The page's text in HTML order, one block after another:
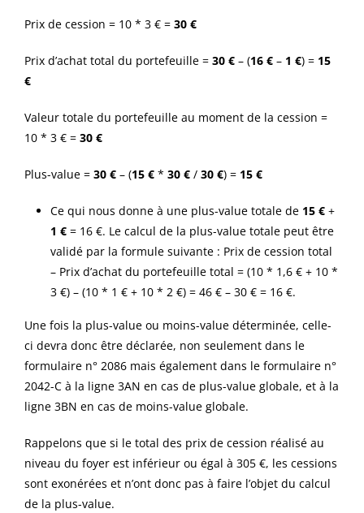
Prix de cession = 10 * 3 € = 30 €
Prix d’achat total du portefeuille = 30 €– (16 €– 1 €) = 15
€
Valeur totale du portefeuille au moment de la cession =
10 * 3 € = 30 €
Plus-value = 30 €– (15 €* 30 €/ 30 €) = 15 €
Ce qui nous donne à une plus-value totale de 15 €+
1 €= 16 €. Le calcul de la plus-value totale peut être
validé par la formule suivante : Prix de cession total
– Prix d’achat du portefeuille total = (10 * 1,6 € + 10 *
3 €) – (10 * 1 € + 10 * 2 €) = 46 € – 30 € = 16 €.
Une fois la plus-value ou moins-value déterminée, celle-
ci devra donc être déclarée, non seulement dans le
formulaire n° 2086 mais également dans le formulaire n°
2042-C à la ligne 3AN en cas de plus-value globale, et à la
ligne 3BN en cas de moins-value globale.
Rappelons que si le total des prix de cession réalisé au
niveau du foyer est inférieur ou égal à 305 €, les cessions
sont exonérées et n’ont donc pas à faire l’objet du calcul
de la plus-value.